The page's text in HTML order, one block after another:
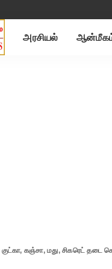
அரசியல்
குட்கா, கஞ்சா, மது, சிகரெட் தடை